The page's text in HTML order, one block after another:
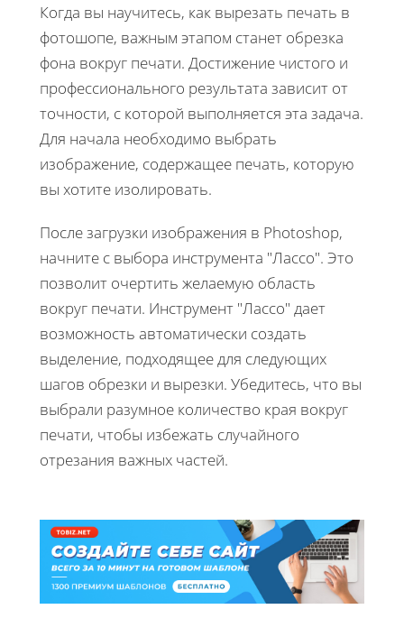
Когда вы научитесь, как вырезать печать в
фотошопе, важным этапом станет обрезка
фона вокруг печати. Достижение чистого и
профессионального результата зависит от
точности, с которой выполняется эта задача.
Для начала необходимо выбрать
изображение, содержащее печать, которую
вы хотите изолировать.
После загрузки изображения в Photoshop,
начните с выбора инструмента "Лассо". Это
позволит очертить желаемую область
вокруг печати. Инструмент "Лассо" дает
возможность автоматически создать
выделение, подходящее для следующих
шагов обрезки и вырезки. Убедитесь, что вы
выбрали разумное количество края вокруг
печати, чтобы избежать случайного
отрезания важных частей.